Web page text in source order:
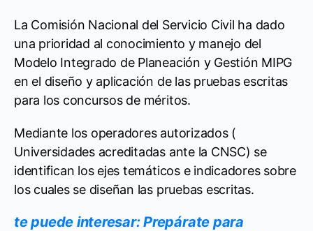
La Comisión Nacional del Servicio Civil ha dado
una prioridad al conocimiento y manejo del
Modelo Integrado de Planeación y Gestión MIPG
en el diseño y aplicación de las pruebas escritas
para los concursos de méritos.
Mediante los operadores autorizados (
Universidades acreditadas ante la CNSC) se
identifican los ejes temáticos e indicadores sobre
los cuales se diseñan las pruebas escritas.
te puede interesar: Prepárate para